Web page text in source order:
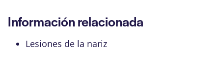
Información relacionada
Lesiones de la nariz